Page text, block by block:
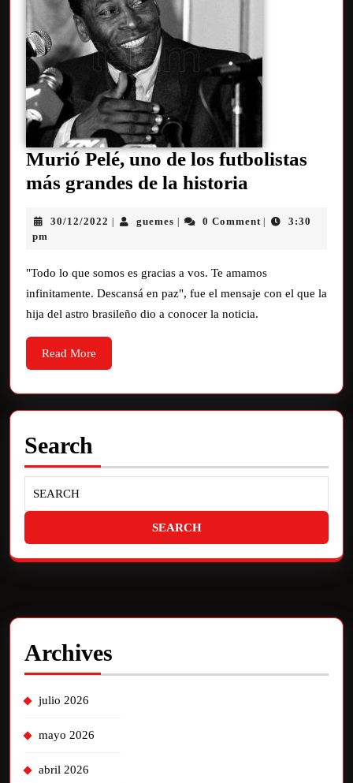
Murió Pelé, uno de los futbolistas
más grandes de la historia
30/12/2022 guemes 0 Comment
3:30
pm
"Todo lo que somos es gracias a vos. Te amamos
infinitamente. Descansá en paz", fue el mensaje con el que la
hija del astro brasileño dio a conocer la noticia.
Read More
Search
Archives
julio 2026
mayo 2026
abril 2026